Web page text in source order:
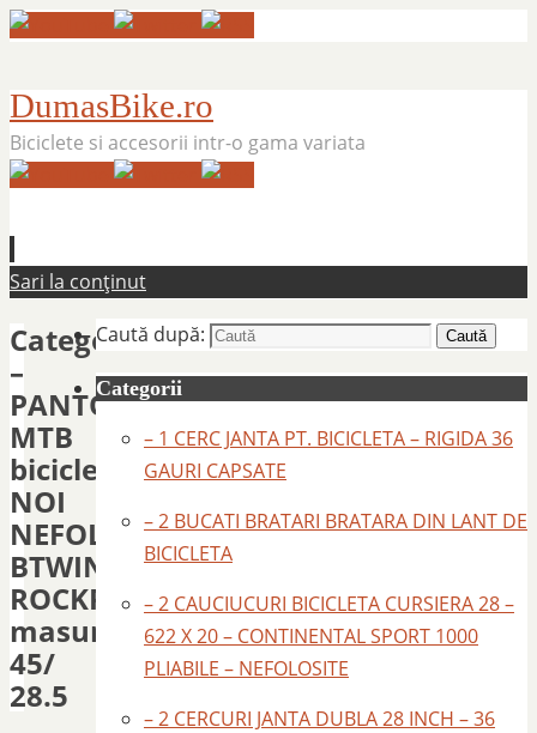
DumasBike.ro
Biciclete si accesorii intr-o gama variata
Sari la conținut
Categorie:
–
PANTOFI
MTB
bicicleta
NOI
NEFOLOSITI
BTWIN
ROCKRIDER
masura
45/
28.5
Caută după: Caută
Categorii
– 1 CERC JANTA PT. BICICLETA – RIGIDA 36
GAURI CAPSATE
– 2 BUCATI BRATARI BRATARA DIN LANT DE
BICICLETA
– 2 CAUCIUCURI BICICLETA CURSIERA 28 –
622 X 20 – CONTINENTAL SPORT 1000
PLIABILE – NEFOLOSITE
– 2 CERCURI JANTA DUBLA 28 INCH – 36